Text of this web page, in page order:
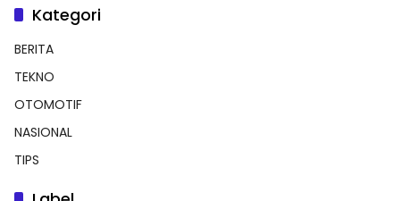
Kategori
BERITA
TEKNO
OTOMOTIF
NASIONAL
TIPS